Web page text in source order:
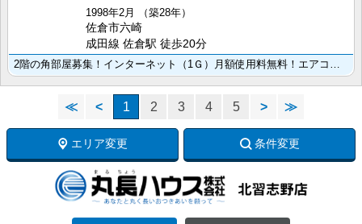
1998年2月
（築28年）
佐倉市六崎
成田線 佐倉駅 徒歩20分
2階の角部屋募集！インターネット（1Ｇ）月額使用料無料！エアコン！バス・トイレ別！クローゼット！室内･･･
≪ < 1 2 3 4 5 > ≫
エリア変更 条件変更